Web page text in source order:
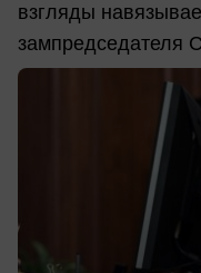
взгляды
зампредседателя